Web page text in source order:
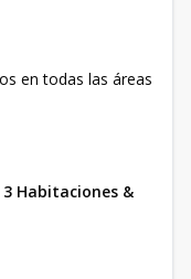
en todas las áreas
Habitaciones &